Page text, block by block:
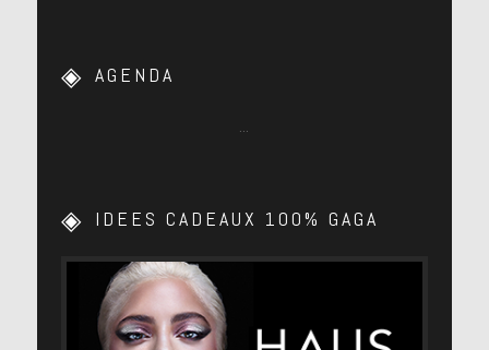
AGENDA
IDEES CADEAUX 100% GAGA